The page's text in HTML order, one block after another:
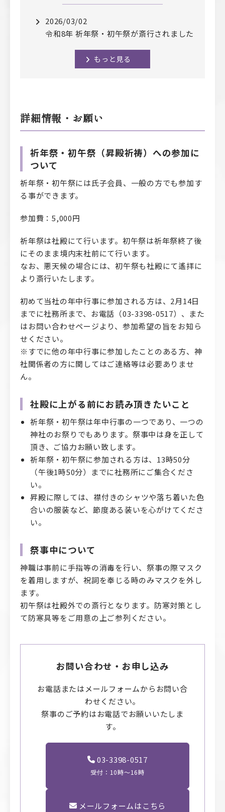
2026/03/02
令和8年 祈年祭・初午祭が斎行されました
もっと見る
詳細情報・お願い
祈年祭・初午祭（昇殿祈祷）への参加に
ついて
祈年祭・初午祭には氏子会員、一般の方でも参加す
る事ができます。
参加費：5,000円
祈年祭は社殿にて行います。初午祭は祈年祭終了後
にそのまま境内末社前にて行います。
なお、悪天候の場合には、初午祭も社殿にて遙拝に
より斎行いたします。
初めて当社の年中行事に参加される方は、2月14日
までに社務所まで、お電話（03-3398-0517）、また
はお問い合わせページより、参加希望の旨をお知ら
せください。
※すでに他の年中行事に参加したことのある方、神
社関係者の方に関してはご連絡等は必要ありませ
ん。
社殿に上がる前にお読み頂きたいこと
祈年祭・初午祭は年中行事の一つであり、一つの
神社のお祭りでもあります。祭事中は身を正して
頂き、ご協力お願い致します。
祈年祭・初午祭に参加される方は、13時50分
（午後1時50分）までに社務所にご集合くださ
い。
昇殿に際しては、襟付きのシャツや落ち着いた色
合いの服装など、節度ある装いを心がけてくださ
い。
祭事中について
神職は事前に手指等の消毒を行い、祭事の際マスク
を着用しますが、祝詞を奉じる時のみマスクを外し
ます。
初午祭は社殿外での斎行となります。防寒対策とし
て防寒具等をご用意の上ご参列ください。
お問い合わせ・お申し込み
お電話またはメールフォームからお問い合
わせください。
祭事のご予約はお電話でお願いいたしま
す。
03-3398-0517
受付：10時〜16時
メールフォームはこちら